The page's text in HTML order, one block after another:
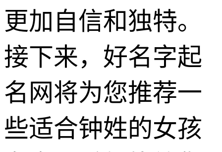
更加自信和独特。
接下来，好名字起
名网将为您推荐一
些适合钟姓的女孩